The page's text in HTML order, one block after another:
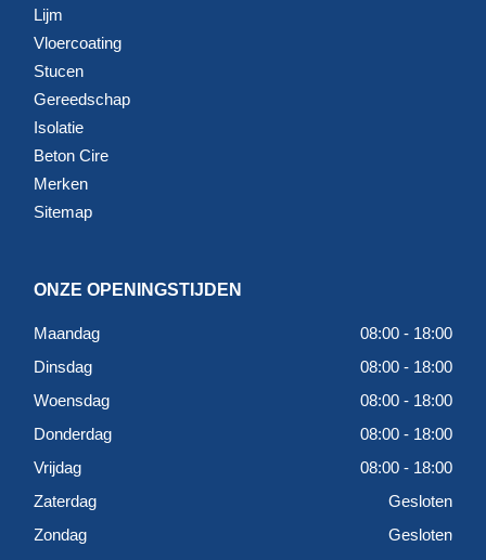
Lijm
Vloercoating
Stucen
Gereedschap
Isolatie
Beton Cire
Merken
Sitemap
ONZE OPENINGSTIJDEN
Maandag
08:00 - 18:00
Dinsdag
08:00 - 18:00
Woensdag
08:00 - 18:00
Donderdag
08:00 - 18:00
Vrijdag
08:00 - 18:00
Zaterdag
Gesloten
Zondag
Gesloten